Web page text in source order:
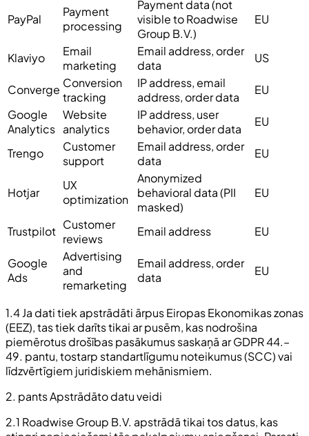
PayPal
Payment
processing
Payment data (not
visible to Roadwise
Group B.V.)
EU
Klaviyo
Email
marketing
Email address, order
data
US
Converge Conversion
tracking
IP address, email
address, order data
EU
Google
Analytics
Website
analytics
IP address, user
behavior, order data
EU
Trengo
Customer
support
Email address, order
data
EU
Hotjar
UX
optimization
Anonymized
behavioral data (PII
masked)
EU
Trustpilot Customer
reviews
Email address EU
Google
Ads
Advertising
and
remarketing
Email address, order
data
EU
1.4 Ja dati tiek apstrādāti ārpus Eiropas Ekonomikas zonas
(EEZ), tas tiek darīts tikai ar pusēm, kas nodrošina
piemērotus drošības pasākumus saskaņā ar GDPR 44.–
49. pantu, tostarp standartlīgumu noteikumus (SCC) vai
līdzvērtīgiem juridiskiem mehānismiem.
2. pants Apstrādāto datu veidi
2.1 Roadwise Group B.V. apstrādā tikai tos datus, kas